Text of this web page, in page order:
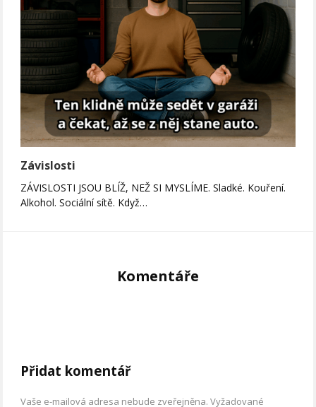
Závislosti
ZÁVISLOSTI JSOU BLÍŽ, NEŽ SI MYSLÍME. Sladké. Kouření.
Alkohol. Sociální sítě. Když…
Komentáře
Přidat komentář
Vaše e-mailová adresa nebude zveřejněna. Vyžadované